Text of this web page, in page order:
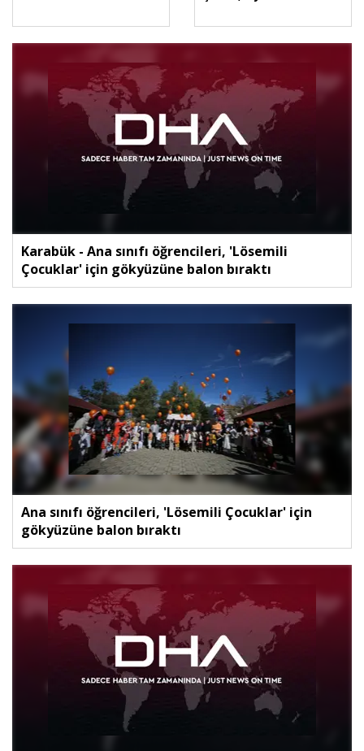
Karabük - Ana sınıfı öğrencileri, 'Lösemili
Çocuklar' için gökyüzüne balon bıraktı
Ana sınıfı öğrencileri, 'Lösemili Çocuklar' için
gökyüzüne balon bıraktı